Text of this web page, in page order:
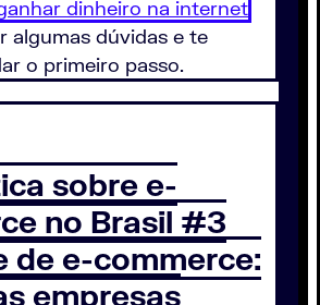
dinheiro na internet
algumas dúvidas e te
o primeiro passo.
sobre e-
no Brasil #3
de e-commerce:
empresas